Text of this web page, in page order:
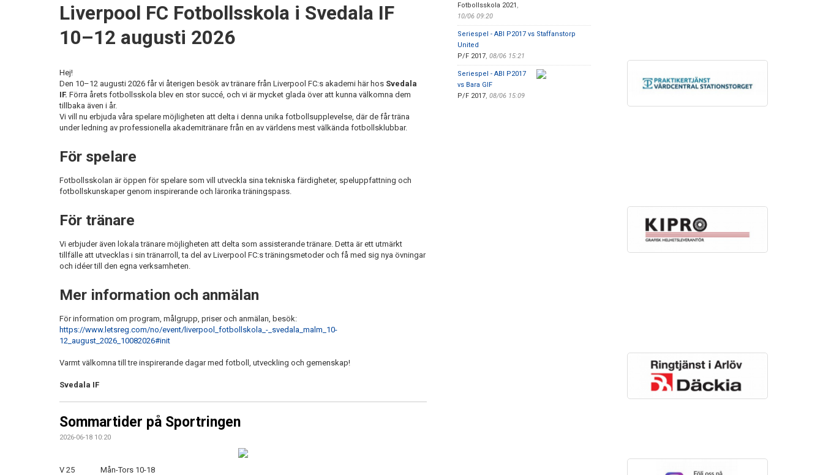
Liverpool FC Fotbollsskola i Svedala IF
10–12 augusti 2026
Hej!
Den 10–12 augusti 2026 får vi återigen besök av tränare från Liverpool FC:s akademi här hos Svedala
IF. Förra årets fotbollsskola blev en stor succé, och vi är mycket glada över att kunna välkomna dem
tillbaka även i år.
Vi vill nu erbjuda våra spelare möjligheten att delta i denna unika fotbollsupplevelse, där de får träna
under ledning av professionella akademitränare från en av världens mest välkända fotbollsklubbar.
För spelare
Fotbollsskolan är öppen för spelare som vill utveckla sina tekniska färdigheter, speluppfattning och
fotbollskunskaper genom inspirerande och lärorika träningspass.
För tränare
Vi erbjuder även lokala tränare möjligheten att delta som assisterande tränare. Detta är ett utmärkt
tillfälle att utvecklas i sin tränarroll, ta del av Liverpool FC:s träningsmetoder och få med sig nya övningar
och idéer till den egna verksamheten.
Mer information och anmälan
För information om program, målgrupp, priser och anmälan, besök:
https://www.letsreg.com/no/event/liverpool_fotbollskola_-_svedala_malm_10-
12_august_2026_10082026#init
Varmt välkomna till tre inspirerande dagar med fotboll, utveckling och gemenskap!
Svedala IF
Sommartider på Sportringen
2026-06-18 10:20
V 25 Mån-Tors 10-18
Fotbollsskola 2021 ,
10/06 09:20
Seriespel - ABI P2017 vs Staffanstorp
United
P/F 2017, 08/06 15:21
Seriespel - ABI P2017
vs Bara GIF
P/F 2017, 08/06 15:09